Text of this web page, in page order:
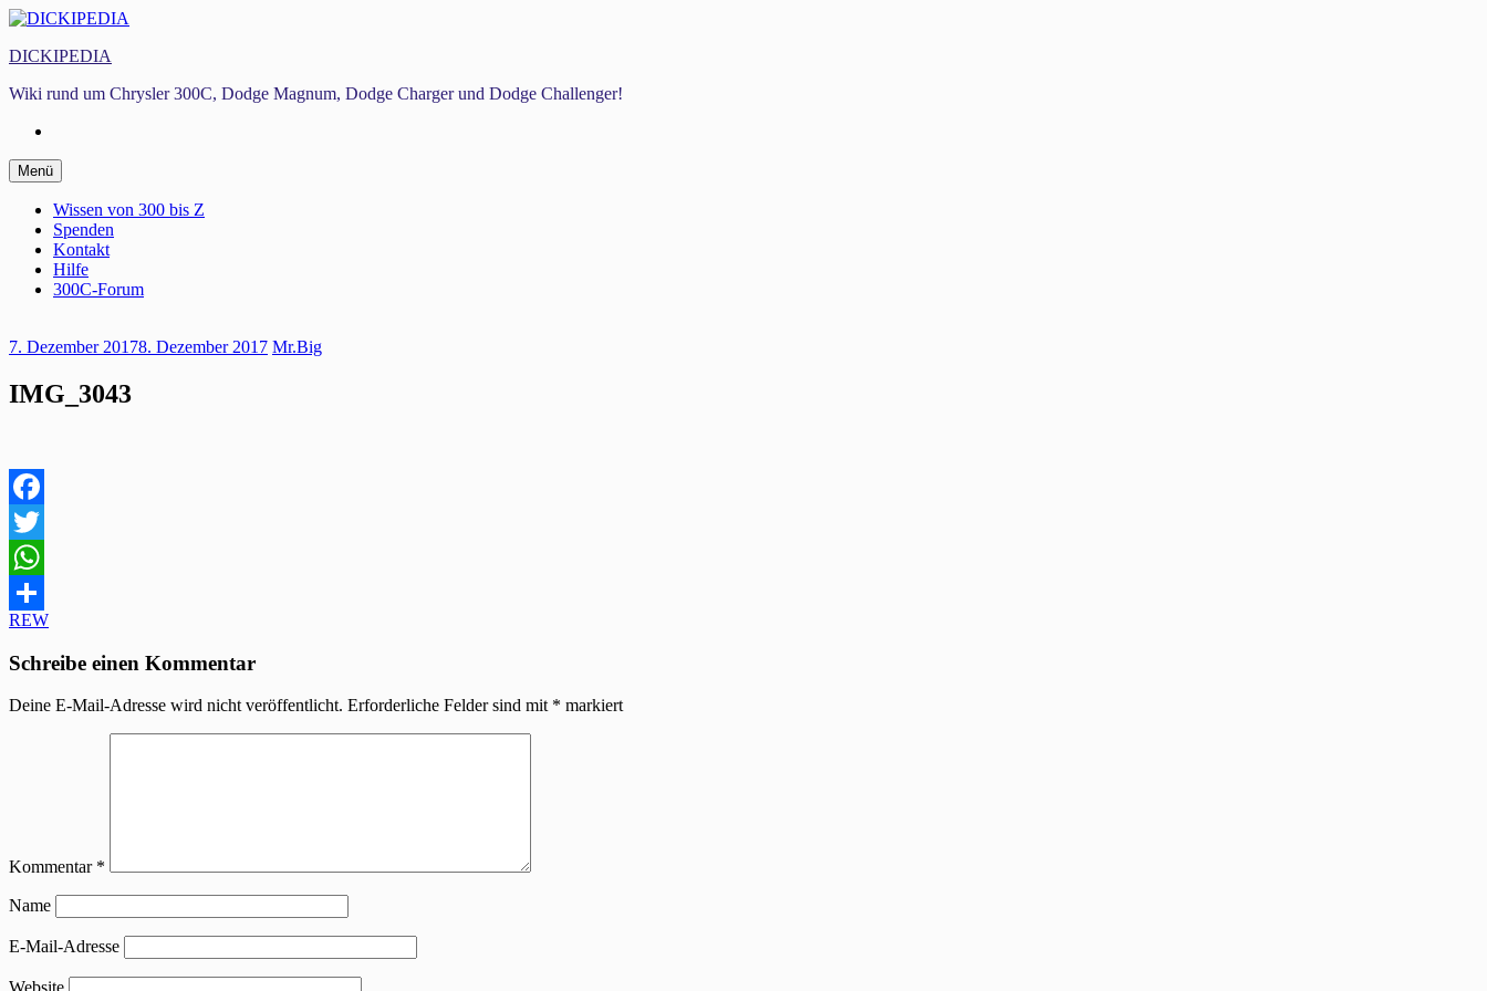
Zum
springen
DICKIPEDIA
Wiki rund um Chrysler 300C, Dodge Magnum, Dodge Charger und Dodge Challenger!
Menü Zum
Inhalt
springen
Wissen von 300 bis Z
Spenden
Kontakt
Hilfe
300C-Forum
7. Dezember 20178. Dezember 2017 Mr.Big
IMG_3043
Facebook
Twitter
WhatsApp
Teilen
Beitragsnavigation
REW
Schreibe einen Kommentar
Deine E-Mail-Adresse wird nicht veröffentlicht. Erforderliche Felder sind mit * markiert
Kommentar *
Name
E-Mail-Adresse